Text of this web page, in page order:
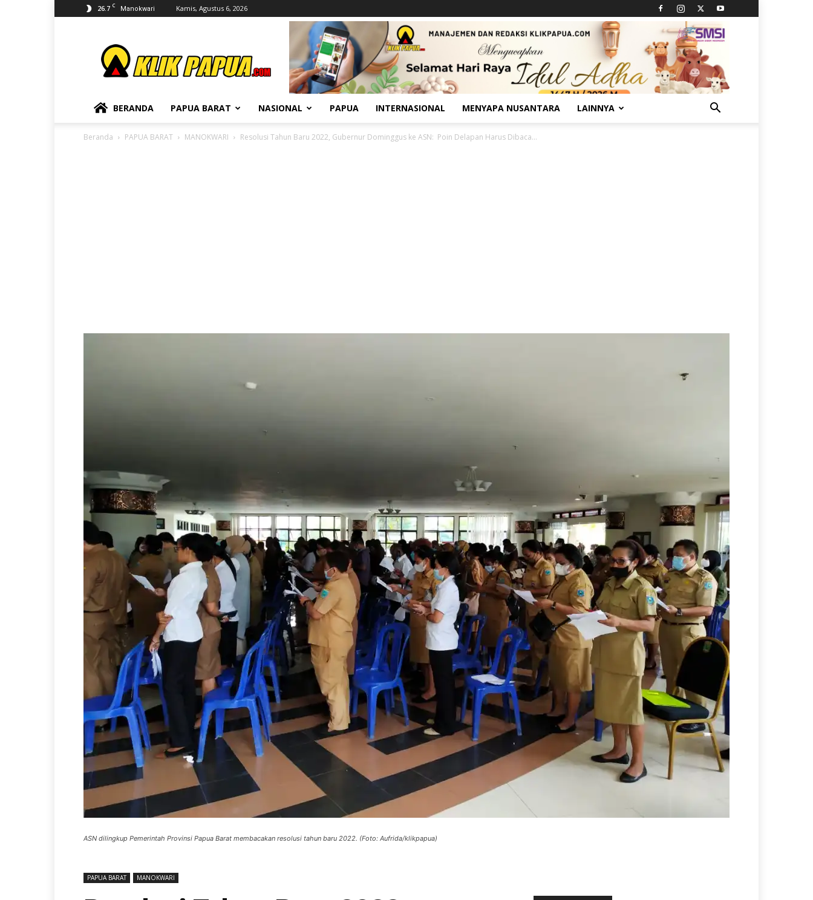
26.7 C Manokwari Kamis, Agustus 6, 2026
BERANDA PAPUA BARAT NASIONAL PAPUA INTERNASIONAL MENYAPA NUSANTARA LAINNYA
Beranda PAPUA BARAT MANOKWARI Resolusi Tahun Baru 2022, Gubernur Dominggus ke ASN: Poin Delapan Harus Dibaca...
ASN dilingkup Pemerintah Provinsi Papua Barat membacakan resolusi tahun baru 2022. (Foto: Aufrida/klikpapua)
PAPUA BARAT MANOKWARI